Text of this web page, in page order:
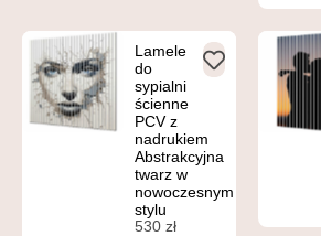
Lamele
do
sypialni
ścienne
PCV z
nadrukiem
Abstrakcyjna
twarz w
nowoczesnym
stylu
530 zł